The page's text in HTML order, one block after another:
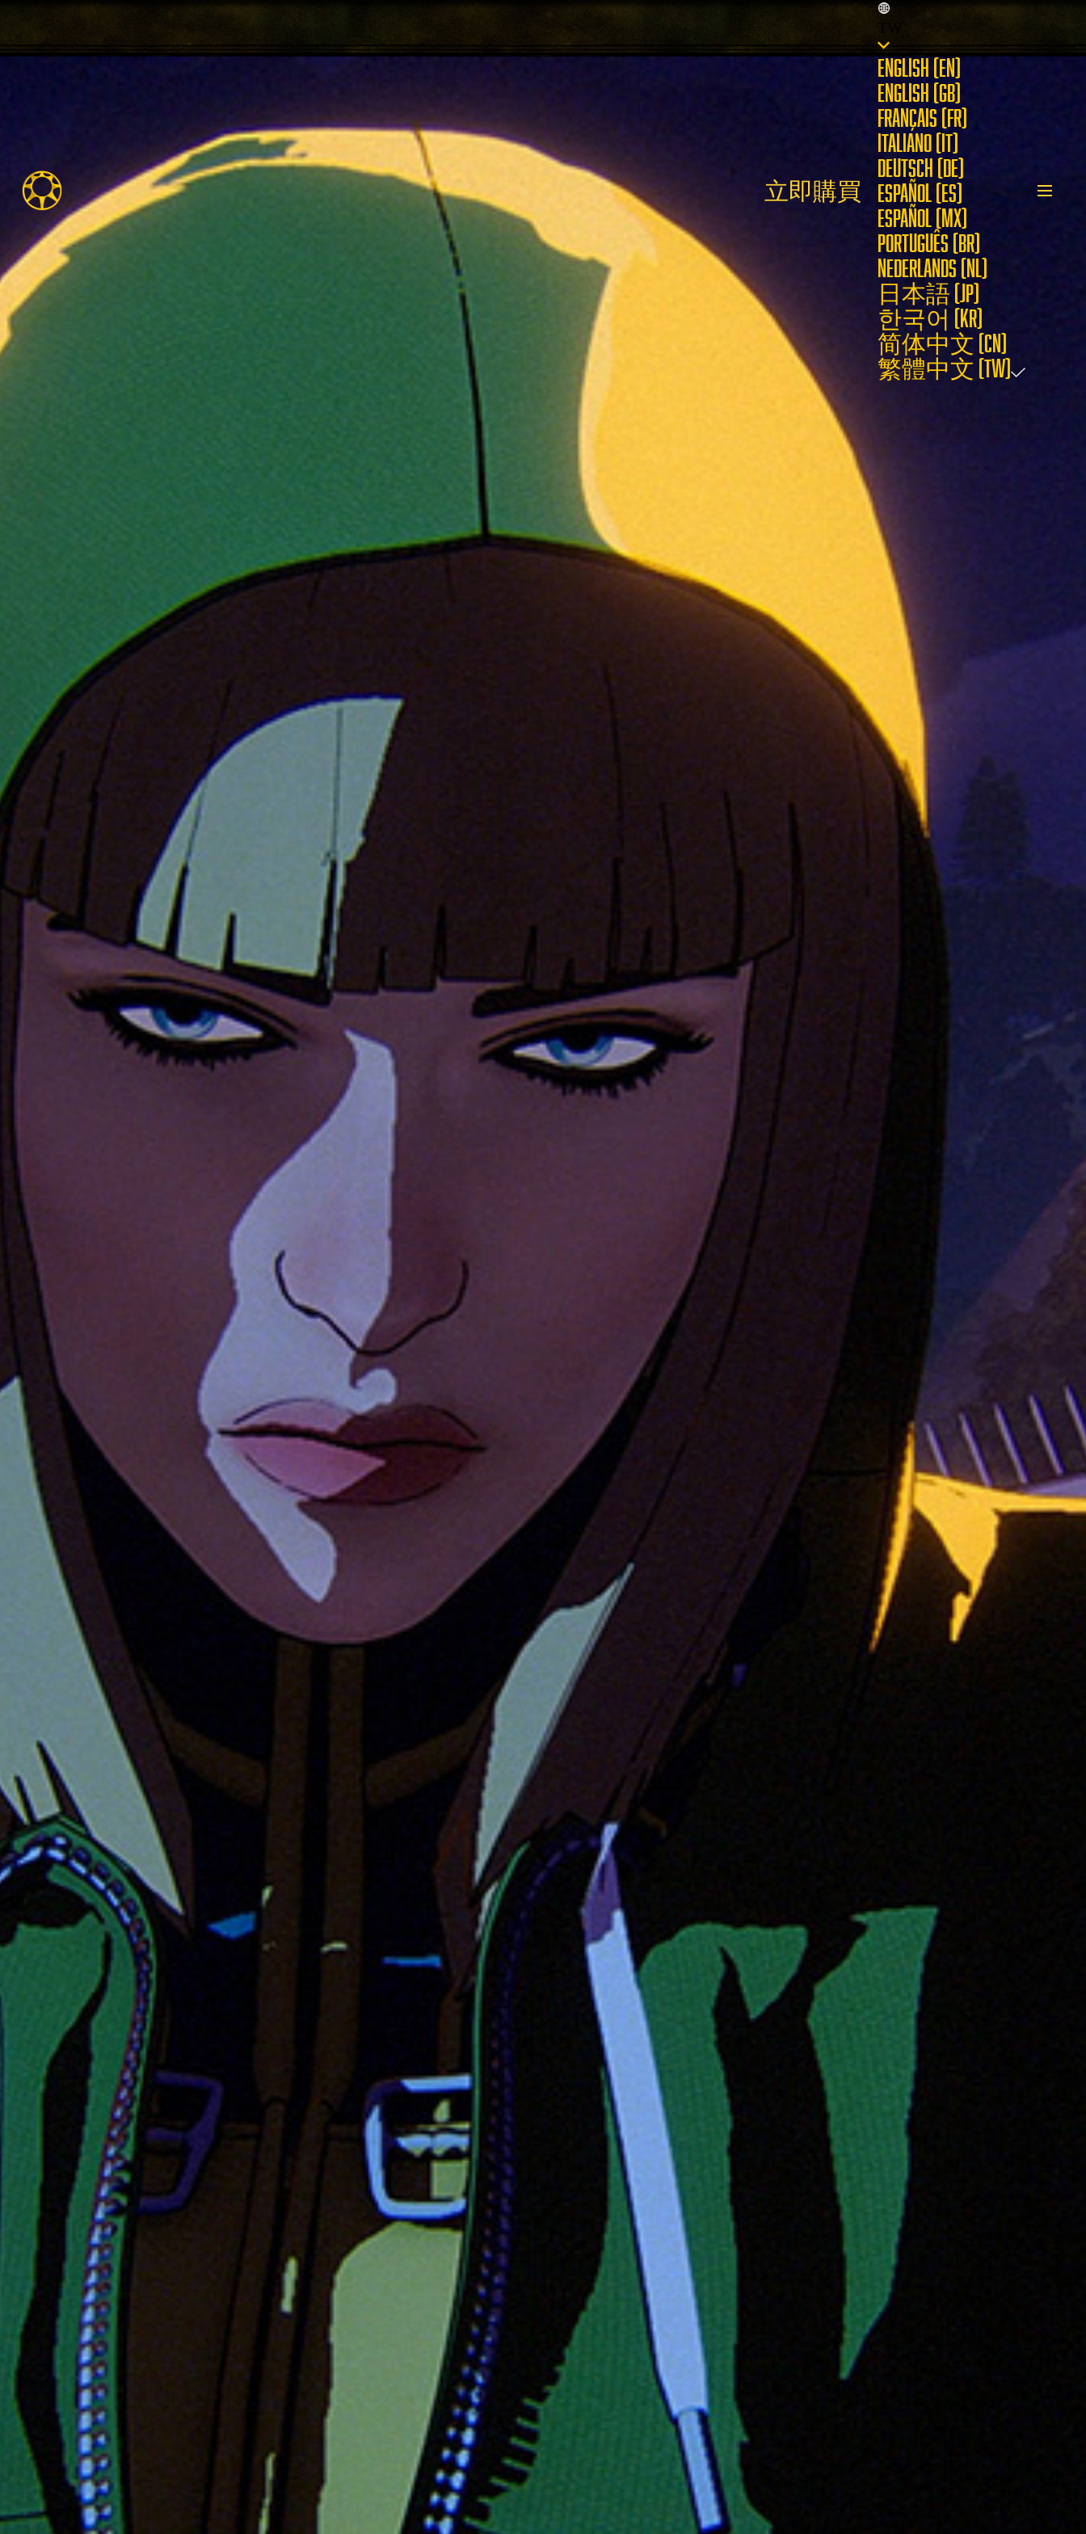
立即購買
TW
ENGLISH (EN)
ENGLISH (GB)
FRANÇAIS (FR)
ITALIANO (IT)
DEUTSCH (DE)
ESPAÑOL (ES)
ESPAÑOL (MX)
PORTUGUÊS (BR)
NEDERLANDS (NL)
日本語 (JP)
한국어 (KR)
简体中文 (CN)
繁體中文 (TW)